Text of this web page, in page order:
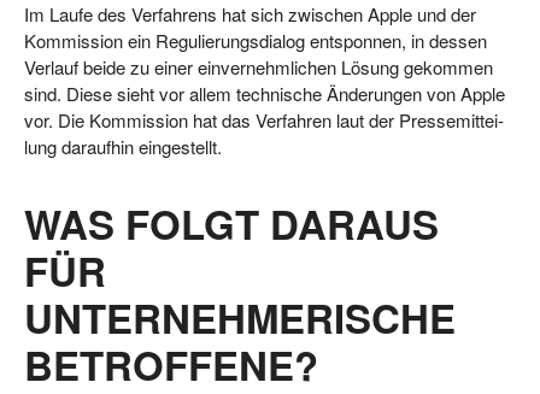
Im Lau­fe des Ver­fah­rens hat sich zwi­schen Apple und der
Kom­mis­si­on ein Regu­lie­rungs­dia­log ent­spon­nen, in des­sen
Ver­lauf bei­de zu einer ein­ver­nehm­li­chen Lösung gekom­men
sind. Die­se sieht vor allem tech­ni­sche Ände­run­gen von Apple
vor. Die Kom­mis­si­on hat das Ver­fah­ren laut der Pres­se­mit­tei­
lung dar­auf­hin eingestellt.
WAS FOLGT DARAUS
FÜR
UNTERNEHMERISCHE
BETROFFENE?